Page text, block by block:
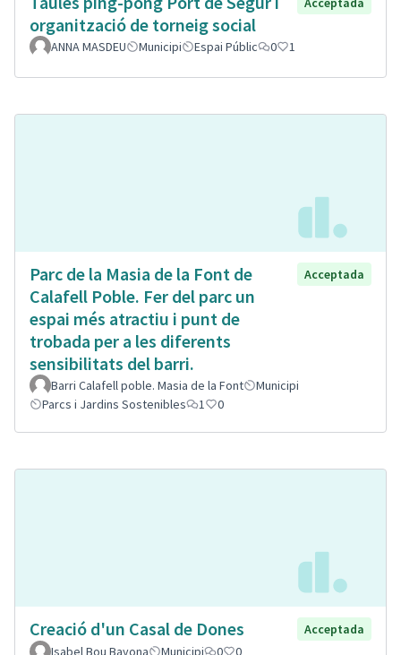
organització de torneig social
ANNA MASDEU Municipi Espai Públic 0 1
Parc de la Masia de la Font de
Calafell Poble. Fer del parc un
espai més atractiu i punt de
trobada per a les diferents
sensibilitats del barri.
Acceptada
Barri Calafell poble. Masia de la Font
Municipi
Parcs i Jardins Sostenibles
1 0
Creació d'un Casal de Dones
Acceptada
Isabel Bou Bayona
Municipi 0 0